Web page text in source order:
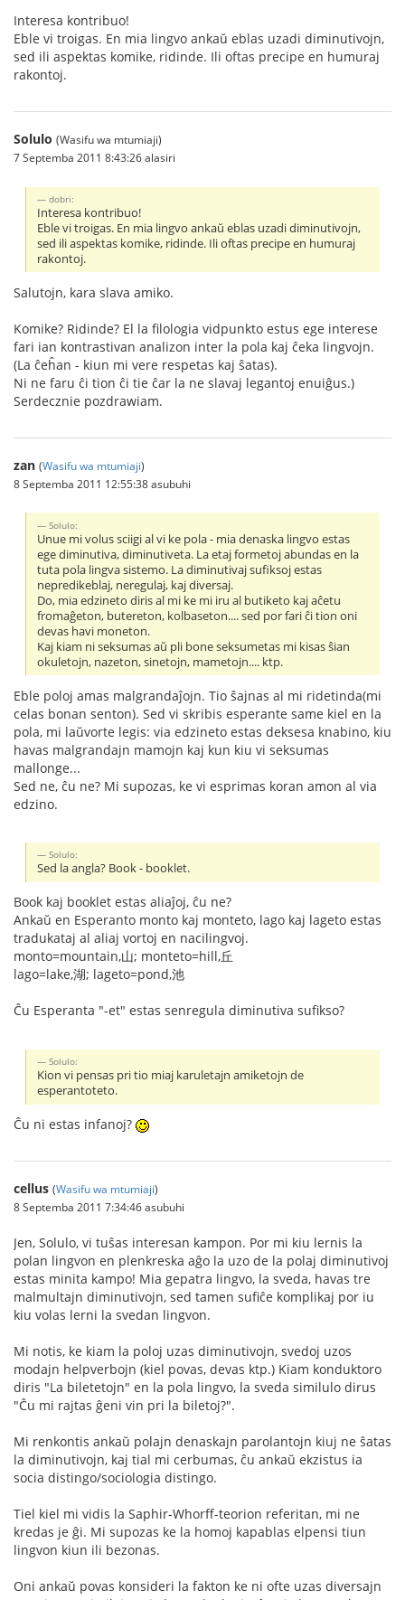
Interesa kontribuo!
Eble vi troigas. En mia lingvo ankaŭ eblas uzadi diminutivojn,
sed ili aspektas komike, ridinde. Ili oftas precipe en humuraj
rakontoj.
Solulo (Wasifu wa mtumiaji)
7 Septemba 2011 8:43:26 alasiri
dobri:
Interesa kontribuo!
Eble vi troigas. En mia lingvo ankaŭ eblas uzadi diminutivojn,
sed ili aspektas komike, ridinde. Ili oftas precipe en humuraj
rakontoj.
Salutojn, kara slava amiko.
Komike? Ridinde? El la filologia vidpunkto estus ege interese
fari ian kontrastivan analizon inter la pola kaj ĉeka lingvojn.
(La ĉeĥan - kiun mi vere respetas kaj ŝatas).
Ni ne faru ĉi tion ĉi tie ĉar la ne slavaj legantoj enuiĝus.)
Serdecznie pozdrawiam.
zan (Wasifu wa mtumiaji)
8 Septemba 2011 12:55:38 asubuhi
Solulo:
Unue mi volus sciigi al vi ke pola - mia denaska lingvo estas
ege diminutiva, diminutiveta. La etaj formetoj abundas en la
tuta pola lingva sistemo. La diminutivaj sufiksoj estas
nepredikeblaj, neregulaj, kaj diversaj.
Do, mia edzineto diris al mi ke mi iru al butiketo kaj aĉetu
fromaĝeton, butereton, kolbaseton.... sed por fari ĉi tion oni
devas havi moneton.
Kaj kiam ni seksumas aŭ pli bone seksumetas mi kisas ŝian
okuletojn, nazeton, sinetojn, mametojn.... ktp.
Eble poloj amas malgrandaĵojn. Tio ŝajnas al mi ridetinda(mi
celas bonan senton). Sed vi skribis esperante same kiel en la
pola, mi laŭvorte legis: via edzineto estas deksesa knabino, kiu
havas malgrandajn mamojn kaj kun kiu vi seksumas
mallonge...
Sed ne, ĉu ne? Mi supozas, ke vi esprimas koran amon al via
edzino.
Solulo:
Sed la angla? Book - booklet.
Book kaj booklet estas aliaĵoj, ĉu ne?
Ankaŭ en Esperanto monto kaj monteto, lago kaj lageto estas
tradukataj al aliaj vortoj en nacilingvoj.
monto=mountain,山; monteto=hill,丘
lago=lake,湖; lageto=pond,池
Ĉu Esperanta "-et" estas senregula diminutiva sufikso?
Solulo:
Kion vi pensas pri tio miaj karuletajn amiketojn de
esperantoteto.
Ĉu ni estas infanoj?
cellus (Wasifu wa mtumiaji)
8 Septemba 2011 7:34:46 asubuhi
Jen, Solulo, vi tuŝas interesan kampon. Por mi kiu lernis la
polan lingvon en plenkreska aĝo la uzo de la polaj diminutivoj
estas minita kampo! Mia gepatra lingvo, la sveda, havas tre
malmultajn diminutivojn, sed tamen sufiĉe komplikaj por iu
kiu volas lerni la svedan lingvon.
Mi notis, ke kiam la poloj uzas diminutivojn, svedoj uzos
modajn helpverbojn (kiel povas, devas ktp.) Kiam konduktoro
diris "La biletetojn" en la pola lingvo, la sveda similulo dirus
"Ĉu mi rajtas ĝeni vin pri la biletoj?".
Mi renkontis ankaŭ polajn denaskajn parolantojn kiuj ne ŝatas
la diminutivojn, kaj tial mi cerbumas, ĉu ankaŭ ekzistus ia
socia distingo/sociologia distingo.
Tiel kiel mi vidis la Saphir-Whorff-teorion referitan, mi ne
kredas je ĝi. Mi supozas ke la homoj kapablas elpensi tiun
lingvon kiun ili bezonas.
Oni ankaŭ povas konsideri la fakton ke ni ofte uzas diversajn